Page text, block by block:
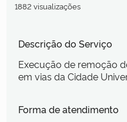
1882 visualizações
Descrição do Serviço
Execução de remoção
em vias da Cidade
Forma de atendimento